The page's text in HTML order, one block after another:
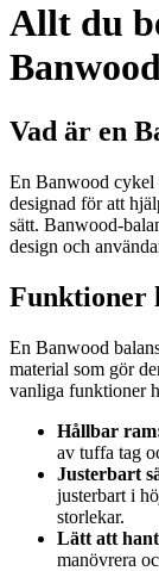
Allt du
Vad är en
En Banwood cykel
designad för att
sätt. Banwood-
design och
Funktioner
En Banwood
material som gör
vanliga funktioner
Hållbar
av tuffa tag
Justerbart
justerbart i
storlekar.
Lätt att
manövrera